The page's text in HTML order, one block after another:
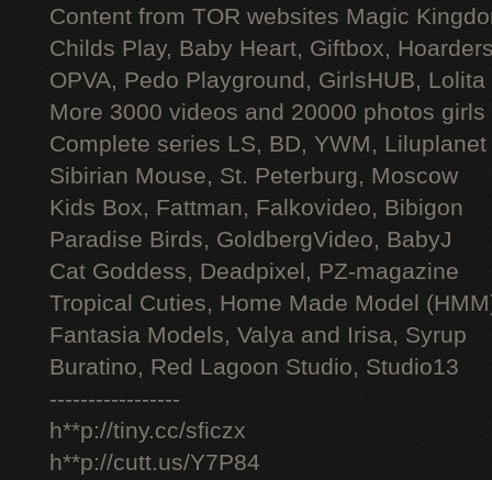
Content from TOR websites Magic
Childs Play, Baby Heart, Giftbox,
OPVA, Pedo Playground, GirlsHUB, Lolita
More 3000 videos and 20000 photos
Complete series LS, BD, YWM, Liluplanet
Sibirian Mouse, St. Peterburg, Moscow
Kids Box, Fattman, Falkovideo, Bibigon
Paradise Birds, GoldbergVideo, BabyJ
Cat Goddess, Deadpixel, PZ-magazine
Tropical Cuties, Home Made Model
Fantasia Models, Valya and Irisa, Syrup
Buratino, Red Lagoon Studio, Studio13
-----------------
h**p://tiny.cc/sficzx
h**p://cutt.us/Y7P84